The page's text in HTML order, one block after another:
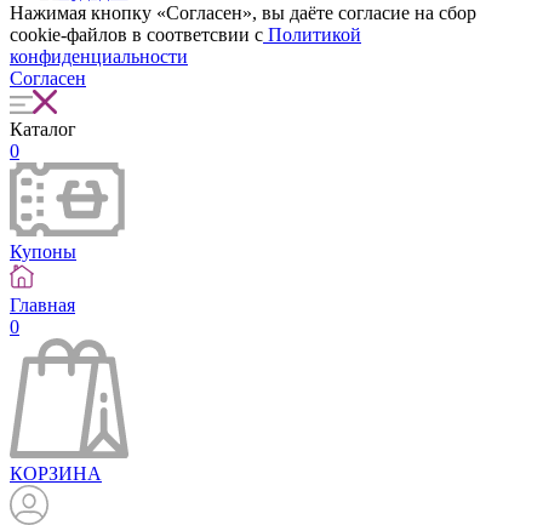
Нажимая кнопку «Согласен», вы даёте cогласие на сбор
cookie-файлов в соответсвии с Политикой
конфиденциальности
Согласен
Каталог
0
Купоны
Главная
0
КОРЗИНА